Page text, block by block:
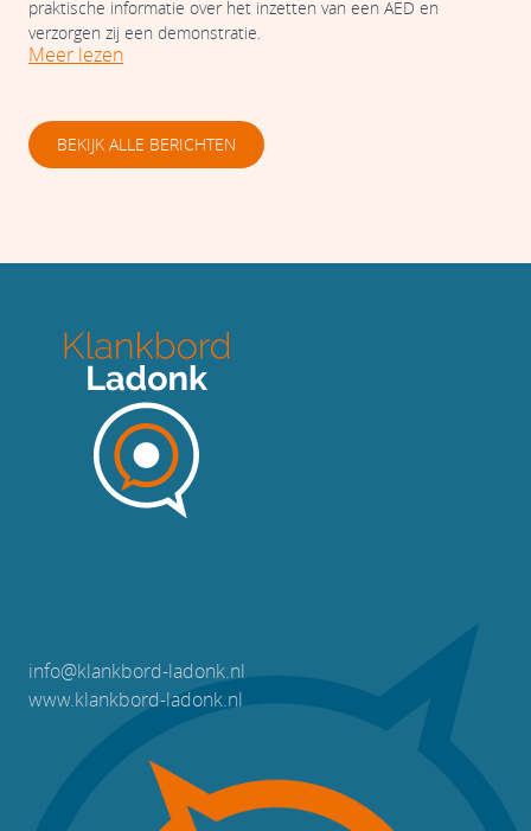
praktische informatie over het inzetten van een AED en
verzorgen zij een demonstratie.
Meer lezen
BEKIJK ALLE BERICHTEN
info@klankbord-ladonk.nl
www.klankbord-ladonk.nl